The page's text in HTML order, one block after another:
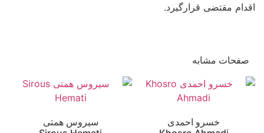
اقدام مقتضی قرارگیرد.
صفحات مشابه
خسرو احمدی
سیروس همتی